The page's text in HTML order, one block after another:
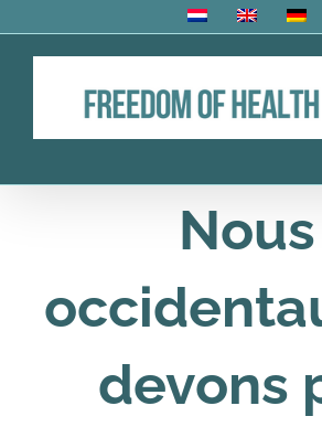
to
Nous
devons